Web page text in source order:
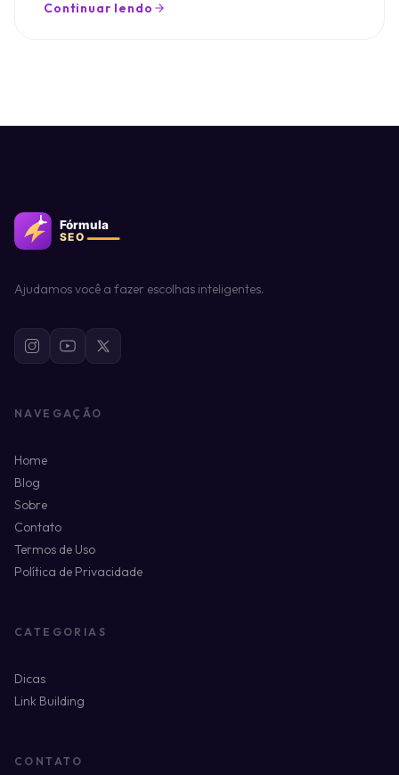
Continuar lendo
Ajudamos você a fazer escolhas inteligentes.
NAVEGAÇÃO
Home
Blog
Sobre
Contato
Termos de Uso
Política de Privacidade
CATEGORIAS
Dicas
Link Building
CONTATO